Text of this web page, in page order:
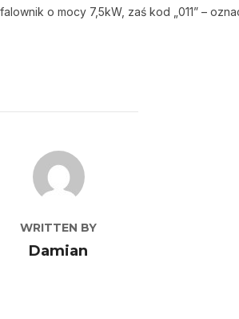
o mocy 7,5kW, zaś kod „011” –
POST AUTHOR
WRITTEN BY
Damian